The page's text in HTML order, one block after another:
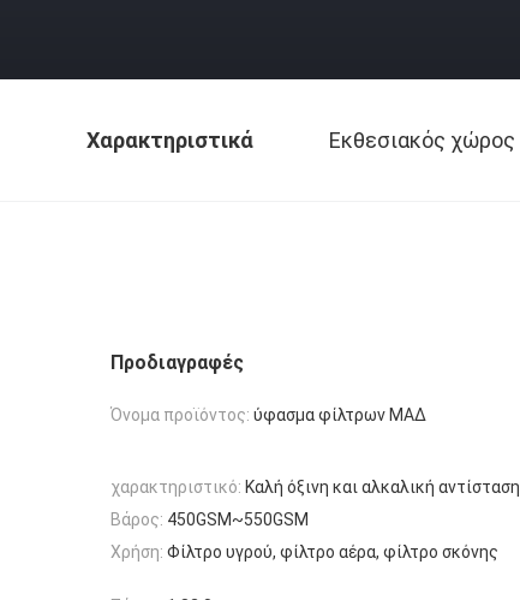
Χαρακτηριστικά Εκθεσιακός χώρος
Προδιαγραφές
Όνομα προϊόντος: ύφασμα φίλτρων ΜΑΔ
χαρακτηριστικό: Καλή όξινη και αλκαλική αντίσταση
Βάρος: 450GSM~550GSM
Χρήση: Φίλτρο υγρού, φίλτρο αέρα, φίλτρο σκόνης